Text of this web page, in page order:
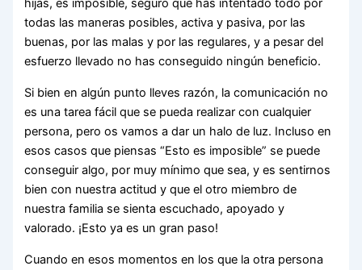
hijas, es imposible, seguro que has intentado todo por
todas las maneras posibles, activa y pasiva, por las
buenas, por las malas y por las regulares, y a pesar del
esfuerzo llevado no has conseguido ningún beneficio.
Si bien en algún punto lleves razón, la comunicación no
es una tarea fácil que se pueda realizar con cualquier
persona, pero os vamos a dar un halo de luz. Incluso en
esos casos que piensas “Esto es imposible” se puede
conseguir algo, por muy mínimo que sea, y es sentirnos
bien con nuestra actitud y que el otro miembro de
nuestra familia se sienta escuchado, apoyado y
valorado. ¡Esto ya es un gran paso!
Cuando en esos momentos en los que la otra persona